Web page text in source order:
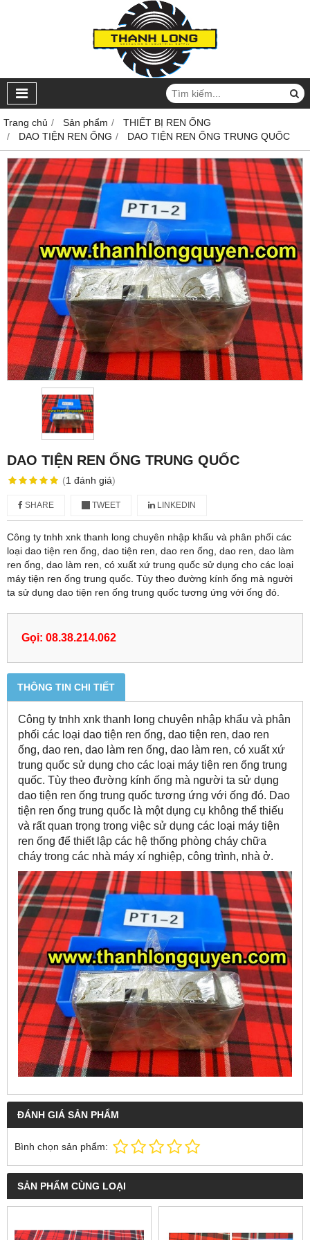
Trang chủ Sản phẩm
THIẾT BỊ REN ỐNG
DAO TIỆN REN ỐNG
DAO TIỆN REN ỐNG TRUNG QUỐC
DAO TIỆN REN ỐNG TRUNG QUỐC
(1 đánh giá)
SHARE TWEET LINKEDIN
Công ty tnhh xnk thanh long chuyên nhập khẩu và phân phối các
loại dao tiện ren ống, dao tiện ren, dao ren ống, dao ren, dao làm
ren ống, dao làm ren, có xuất xứ trung quốc sử dụng cho các loại
máy tiện ren ống trung quốc. Tùy theo đường kính ống mà người
ta sử dụng dao tiện ren ống trung quốc tương ứng với ống đó.
Gọi: 08.38.214.062
THÔNG TIN CHI TIẾT
Công ty tnhh xnk thanh long chuyên nhập khẩu và phân
phối các loại dao tiện ren ống, dao tiện ren, dao ren
ống, dao ren, dao làm ren ống, dao làm ren, có xuất xứ
trung quốc sử dụng cho các loại máy tiện ren ống trung
quốc. Tùy theo đường kính ống mà người ta sử dụng
dao tiện ren ống trung quốc tương ứng với ống đó. Dao
tiện ren ống trung quốc là một dụng cụ không thể thiếu
và rất quan trọng trong việc sử dụng các loại máy tiện
ren ống để thiết lập các hệ thống phòng cháy chữa
cháy trong các nhà máy xí nghiệp, công trình, nhà ở.
ĐÁNH GIÁ SẢN PHẨM
Bình chọn sản phẩm:
SẢN PHẨM CÙNG LOẠI